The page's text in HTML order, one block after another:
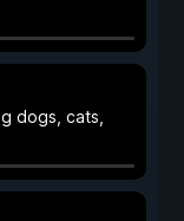
dogs, cats,